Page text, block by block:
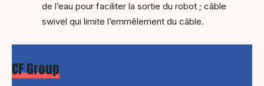
de l’eau pour faciliter la sortie du robot ; câble
swivel qui limite l’emmêlement du câble.
CF Group